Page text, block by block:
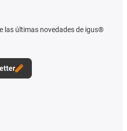
las últimas novedades de igus®